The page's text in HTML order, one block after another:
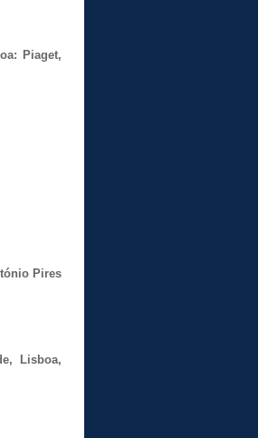
Piaget,
Pires
Lisboa,